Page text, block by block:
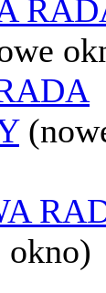
okno)